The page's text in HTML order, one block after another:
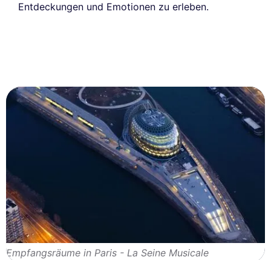
Entdeckungen und Emotionen zu erleben.
Empfangsräume in Paris - La Seine Musicale